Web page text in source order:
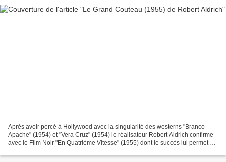
Après avoir percé à Hollywood avec la singularité des westerns "Branco
Apache" (1954) et "Vera Cruz" (1954) le réalisateur Robert Aldrich confirme
avec le Film Noir "En Quatrième Vitesse" (1955) dont le succès lui permet de